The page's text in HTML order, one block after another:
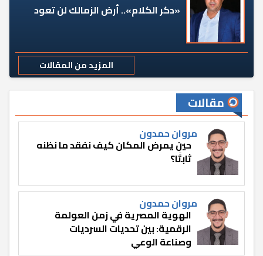
«دكر الكلام».. أرض الزمالك لن تعود
المزيد من المقالات
مقالات
مروان حمدون
حين يمرض المكان كيف نفقد ما نظنه
ثابتًا؟
مروان حمدون
الهوية المصرية في زمن العولمة
الرقمية: بين تحديات السرديات
وصناعة الوعي